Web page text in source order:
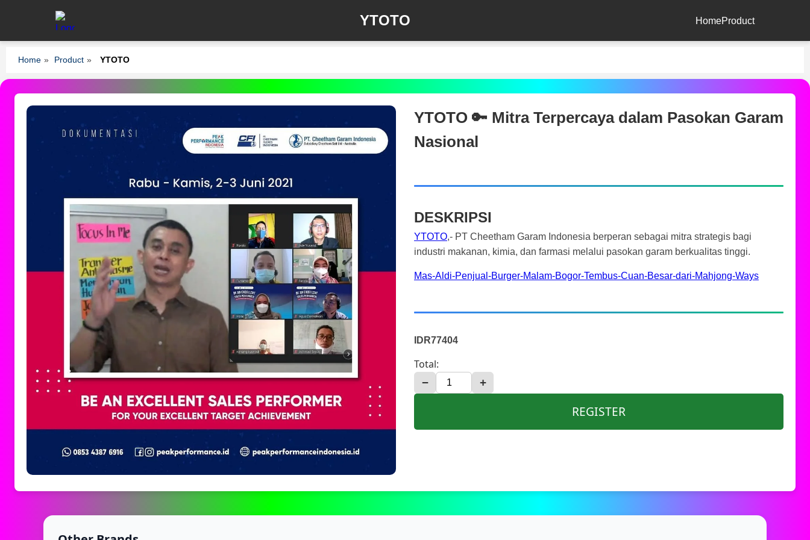
YTOTO HomeProduct
Home » Product » YTOTO
YTOTO 🔑 Mitra Terpercaya dalam Pasokan Garam
Nasional
DESKRIPSI
YTOTO,- PT Cheetham Garam Indonesia berperan sebagai mitra strategis bagi
industri makanan, kimia, dan farmasi melalui pasokan garam berkualitas tinggi.
Mas-Aldi-Penjual-Burger-Malam-Bogor-Tembus-Cuan-Besar-dari-Mahjong-Ways
IDR77404
Total:
− +
REGISTER